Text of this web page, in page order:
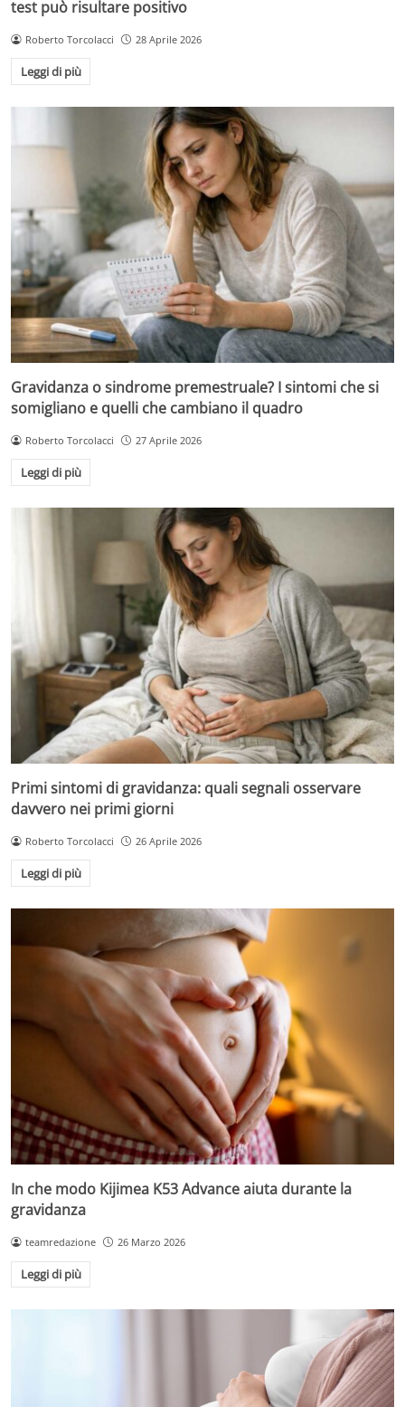
test può risultare positivo
Roberto Torcolacci 28 Aprile 2026
Leggi di più
Gravidanza o sindrome premestruale? I sintomi che si
somigliano e quelli che cambiano il quadro
Roberto Torcolacci 27 Aprile 2026
Leggi di più
Primi sintomi di gravidanza: quali segnali osservare
davvero nei primi giorni
Roberto Torcolacci 26 Aprile 2026
Leggi di più
In che modo Kijimea K53 Advance aiuta durante la
gravidanza
teamredazione 26 Marzo 2026
Leggi di più